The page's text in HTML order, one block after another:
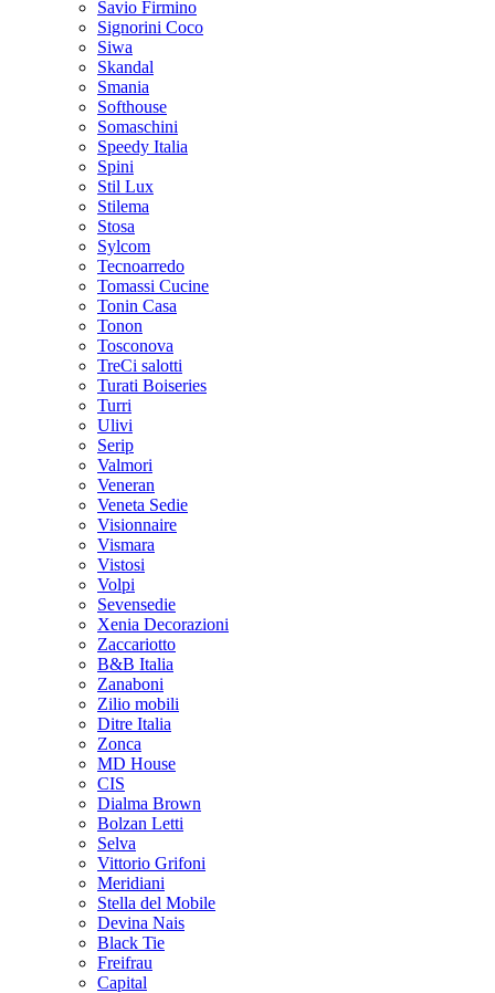
Savio Firmino
Signorini Coco
Siwa
Skandal
Smania
Softhouse
Somaschini
Speedy Italia
Spini
Stil Lux
Stilema
Stosa
Sylcom
Tecnoarredo
Tomassi Cucine
Tonin Casa
Tonon
Tosconova
TreCi salotti
Turati Boiseries
Turri
Ulivi
Serip
Valmori
Veneran
Veneta Sedie
Visionnaire
Vismara
Vistosi
Volpi
Sevensedie
Xenia Decorazioni
Zaccariotto
B&B Italia
Zanaboni
Zilio mobili
Ditre Italia
Zonca
MD House
CIS
Dialma Brown
Bolzan Letti
Selva
Vittorio Grifoni
Meridiani
Stella del Mobile
Devina Nais
Black Tie
Freifrau
Capital